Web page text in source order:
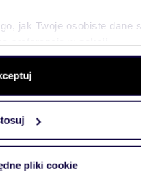
jak Twoje osobiste dane
cookie możesz zmienić
chwili.
i analizować ruch w
z naszej witryny,
te informacje z
pliki cookie
Nowoczesny budynek 15 lokali medycznych, 630